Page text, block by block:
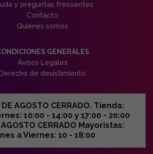
y preguntas frecuentes
Contacto
Quiénes somos
GENERALES
Avisos Legales
Derecho de desistimiento
DE AGOSTO CERRADO. Tienda:
10:00 - 14:00 y 17:00 - 20:00
AGOSTO CERRADO Mayoristas:
a Viernes: 10 - 18:00